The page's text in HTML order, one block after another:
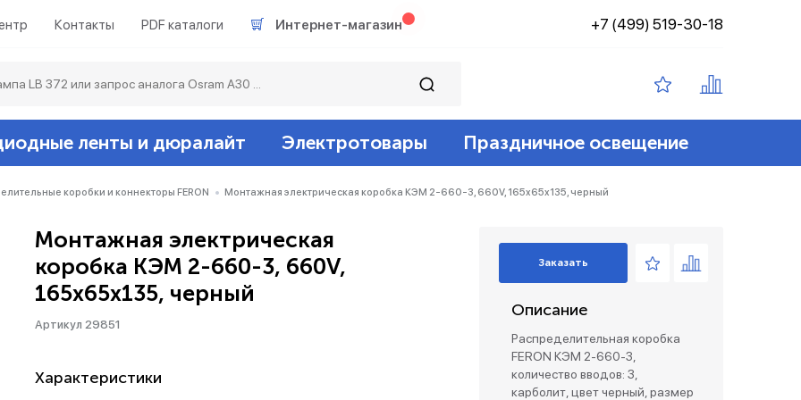
Контакты PDF каталоги Интернет-магазин +7 (499) 519-30-18
Светодиодные лампы филамент
Люминесцентные лампы
Акцентное освещение
Светильники складские
ленты и дюралайт
Ленты светодиодные 12v
Дюралайт светодиодный
Электротовары
Датчики
Звонки и сигнализация беспроводные
Распределительные коробки и коннекторы
Праздничное освещение
Гирлянды белт-лайт
Прочее
коробки и коннекторы FERON Монтажная электрическая коробка КЭМ 2-660-3, 660V, 165х65х135, черный
Монтажная электрическая
коробка КЭМ 2-660-3, 660V,
165х65х135, черный
Артикул 29851
Характеристики
Заказать
Описание
Распределительная коробка
FERON КЭМ 2-660-3,
количество вводов: 3,
карболит, цвет черный, размер